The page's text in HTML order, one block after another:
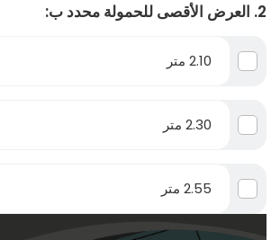
2. العرض الأقصى للحمولة محدد ب:
2.10 متر
2.30 متر
2.55 متر